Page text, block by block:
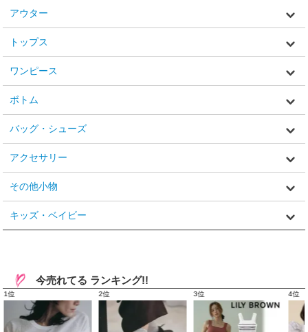
アウター
トップス
ワンピース
ボトム
バッグ・シューズ
アクセサリー
その他小物
キッズ・ベイビー
今売れてる ランキング!!